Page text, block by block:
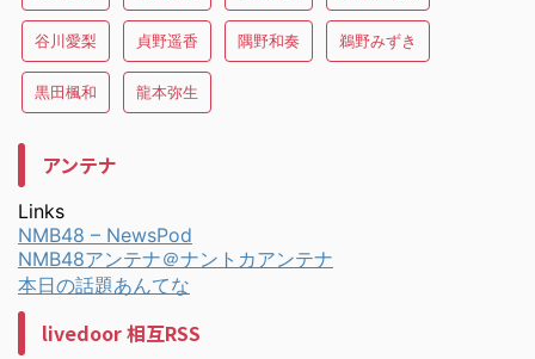
谷川愛梨 貞野遥香 隅野和奏 鵜野みずき
黒田楓和 龍本弥生
アンテナ
Links
NMB48 – NewsPod
NMB48アンテナ＠ナントカアンテナ
本日の話題あんてな
livedoor 相互RSS